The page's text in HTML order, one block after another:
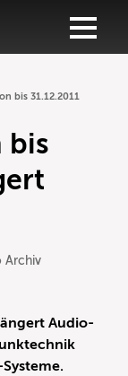
bis 31.12.2011
bis
Archiv
Audio-